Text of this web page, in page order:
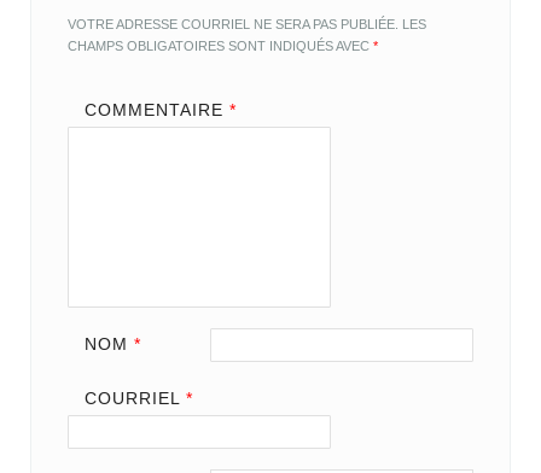
VOTRE ADRESSE COURRIEL NE SERA PAS PUBLIÉE. LES
CHAMPS OBLIGATOIRES SONT INDIQUÉS AVEC*
COMMENTAIRE *
NOM *
COURRIEL *